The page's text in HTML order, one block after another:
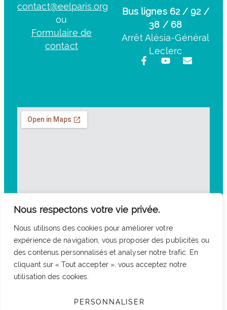
Nous respectons votre vie privée.
Nous utilisons des cookies pour améliorer votre
expérience de navigation, vous proposer des publicités ou
des contenus personnalisés et analyser notre trafic. En
cliquant sur « Tout accepter », vous acceptez notre
utilisation des cookies.
PERSONNALISER
contact@eelparis.org
ou
Formulaire de
contact
Bus lignes 62 / 92 /
38 / 68
Arrêt Alésia-Général
Leclerc